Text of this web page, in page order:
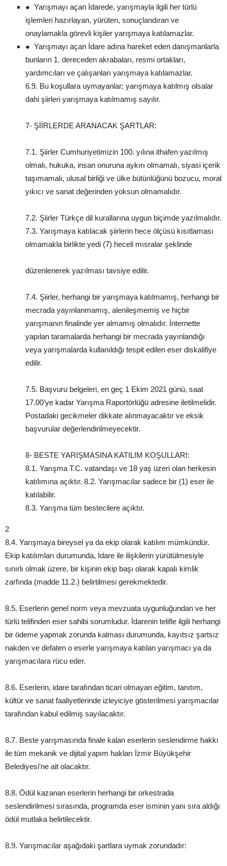
● Yarışmayı açan İdarede, yarışmayla ilgili her türlü
işlemleri hazırlayan, yürüten, sonuçlandıran ve
onaylamakla görevli kişiler yarışmaya katılamazlar.
● Yarışmayı açan İdare adına hareket eden danışmanlarla
bunların 1. dereceden akrabaları, resmi ortakları,
yardımcıları ve çalışanları yarışmaya katılamazlar.
6.9. Bu koşullara uymayanlar; yarışmaya katılmış olsalar
dahi şiirleri yarışmaya katılmamış sayılır.
7- ŞİİRLERDE ARANACAK ŞARTLAR:
7.1. Şiirler Cumhuriyetimizin 100. yılına ithafen yazılmış
olmalı, hukuka, insan onuruna aykırı olmamalı, siyasi içerik
taşımamalı, ulusal birliği ve ülke bütünlüğünü bozucu, moral
yıkıcı ve sanat değerinden yoksun olmamalıdır.
7.2. Şiirler Türkçe dil kurallarına uygun biçimde yazılmalıdır.
7.3. Yarışmaya katılacak şiirlerin hece ölçüsü kısıtlaması
olmamakla birlikte yedi (7) heceli mısralar şeklinde
düzenlenerek yazılması tavsiye edilir.
7.4. Şiirler, herhangi bir yarışmaya katılmamış, herhangi bir
mecrada yayınlanmamış, alenileşmemiş ve hiçbir
yarışmanın finalinde yer almamış olmalıdır. İnternette
yapılan taramalarda herhangi bir mecrada yayınlandığı
veya yarışmalarda kullanıldığı tespit edilen eser diskalifiye
edilir.
7.5. Başvuru belgeleri, en geç 1 Ekim 2021 günü, saat
17.00’ye kadar Yarışma Raportörlüğü adresine iletilmelidir.
Postadaki gecikmeler dikkate alınmayacaktır ve eksik
başvurular değerlendirilmeyecektir.
8- BESTE YARIŞMASINA KATILIM KOŞULLARI:
8.1. Yarışma T.C. vatandaşı ve 18 yaş üzeri olan herkesin
katılımına açıktır. 8.2. Yarışmacılar sadece bir (1) eser ile
katılabilir.
8.3. Yarışma tüm bestecilere açıktır.
2
8.4. Yarışmaya bireysel ya da ekip olarak katılım mümkündür.
Ekip katılımları durumunda, İdare ile ilişkilerin yürütülmesiyle
sınırlı olmak üzere, bir kişinin ekip başı olarak kapalı kimlik
zarfında (madde 11.2.) belirtilmesi gerekmektedir.
8.5. Eserlerin genel norm veya mevzuata uygunluğundan ve her
türlü telifinden eser sahibi sorumludur. İdarenin telifle ilgili herhangi
bir ödeme yapmak zorunda kalması durumunda, kayıtsız şartsız
nakden ve defaten o eserle yarışmaya katılan yarışmacı ya da
yarışmacılara rücu eder.
8.6. Eserlerin, idare tarafından ticari olmayan eğitim, tanıtım,
kültür ve sanat faaliyetlerinde izleyiciye gösterilmesi yarışmacılar
tarafından kabul edilmiş sayılacaktır.
8.7. Beste yarışmasında finale kalan eserlerin seslendirme hakkı
ile tüm mekanik ve dijital yapım hakları İzmir Büyükşehir
Belediyesi’ne ait olacaktır.
8.8. Ödül kazanan eserlerin herhangi bir orkestrada
seslendirilmesi sırasında, programda eser isminin yanı sıra aldığı
ödül mutlaka belirtilecektir.
8.9. Yarışmacılar aşağıdaki şartlara uymak zorundadır: